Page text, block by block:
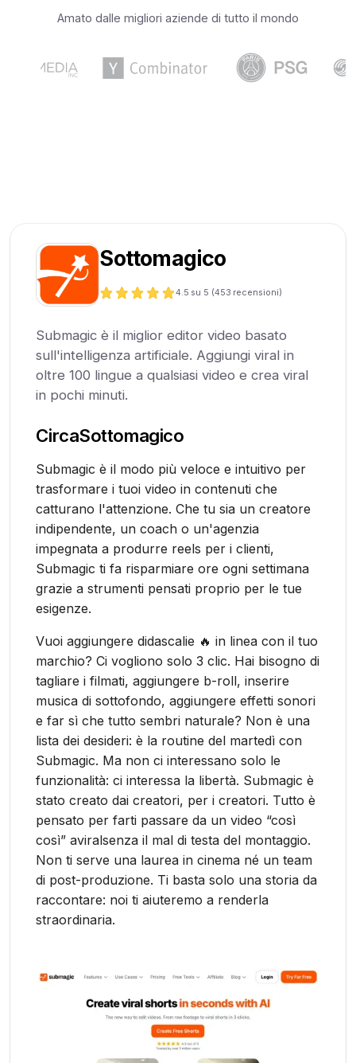
Amato dalle migliori aziende di tutto il mondo
Sottomagico
4.5 su 5 (453 recensioni)
Submagic è il miglior editor video basato
sull'intelligenza artificiale. Aggiungi viral in
oltre 100 lingue a qualsiasi video e crea viral
in pochi minuti.
CircaSottomagico
Submagic è il modo più veloce e intuitivo per
trasformare i tuoi video in contenuti che
catturano l'attenzione. Che tu sia un creatore
indipendente, un coach o un'agenzia
impegnata a produrre reels per i clienti,
Submagic ti fa risparmiare ore ogni settimana
grazie a strumenti pensati proprio per le tue
esigenze.
Vuoi aggiungere didascalie 🔥 in linea con il tuo
marchio? Ci vogliono solo 3 clic. Hai bisogno di
tagliare i filmati, aggiungere b-roll, inserire
musica di sottofondo, aggiungere effetti sonori
e far sì che tutto sembri naturale? Non è una
lista dei desideri: è la routine del martedì con
Submagic. Ma non ci interessano solo le
funzionalità: ci interessa la libertà. Submagic è
stato creato dai creatori, per i creatori. Tutto è
pensato per farti passare da un video “così
così” aviralsenza il mal di testa del montaggio.
Non ti serve una laurea in cinema né un team
di post-produzione. Ti basta solo una storia da
raccontare: noi ti aiuteremo a renderla
straordinaria.